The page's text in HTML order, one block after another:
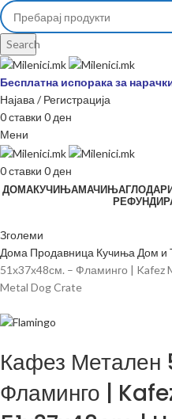
Search
Бесплатна испорака за
Најава / Регистрација
0ставки 0ден
Мени
0ставки 0 ден
ДОМАКУЧИЊАМАЧИЊА
Зголеми
Дома Продавница Кучиња Дом и
51х37х48см. – Фламинго | Kafez
Metal Dog Crate
Кафез Метален
Фламинго |